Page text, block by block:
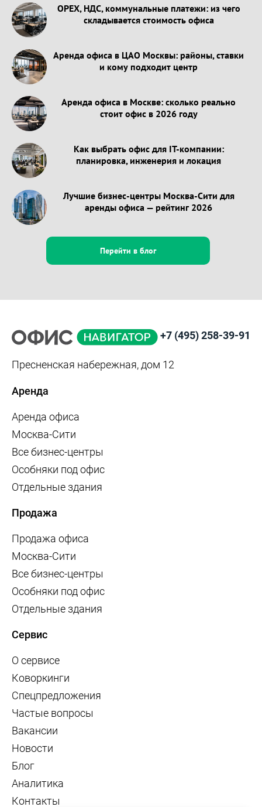
OPEX, НДС, коммунальные платежи: из чего
складывается стоимость офиса
Аренда офиса в ЦАО Москвы: районы, ставки
и кому подходит центр
Аренда офиса в Москве: сколько реально
стоит офис в 2026 году
Как выбрать офис для IT-компании:
планировка, инженерия и локация
Лучшие бизнес-центры Москва-Сити для
аренды офиса — рейтинг 2026
Перейти в блог
+7 (495) 258-39-91
Пресненская набережная, дом 12
Аренда
Аренда офиса
Москва-Сити
Все бизнес-центры
Особняки под офис
Отдельные здания
Продажа
Продажа офиса
Москва-Сити
Все бизнес-центры
Особняки под офис
Отдельные здания
Сервис
О сервисе
Коворкинги
Спецпредложения
Частые вопросы
Вакансии
Новости
Блог
Аналитика
Контакты